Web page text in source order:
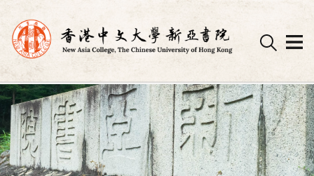
Skip
to
content